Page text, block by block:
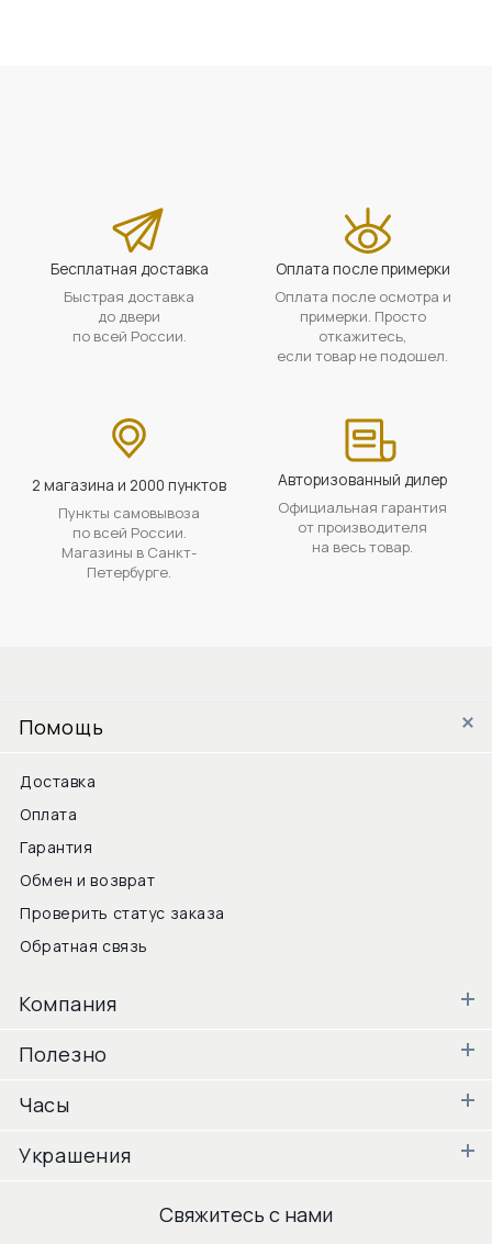
Бесплатная доставка
Быстрая доставка
до двери
по всей России.
Оплата после примерки
Оплата после осмотра и
примерки. Просто
откажитесь,
если товар не подошел.
2 магазина и 2000 пунктов
Пункты самовывоза
по всей России.
Магазины в Санкт-
Петербурге.
Авторизованный дилер
Официальная гарантия
от производителя
на весь товар.
Помощь
Доставка
Оплата
Гарантия
Обмен и возврат
Проверить статус заказа
Обратная связь
Компания
Полезно
Часы
Украшения
Свяжитесь с нами